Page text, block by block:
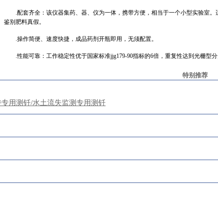
.配套齐全：该仪器集药、器、仪为一体，携带方便，相当于一个小型实验室
鉴别肥料真假。
.操作简便、速度快捷，成品药剂开瓶即用，无须配置。
.性能可靠：工作稳定性优于国家标准jjg179-90指标的6倍，重复性达到光栅型
特别推荐
用测钎/水土流失监测专用测钎